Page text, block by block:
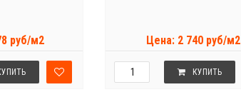
руб/м2 Цена: 2 740 руб/м2
КУПИТЬ